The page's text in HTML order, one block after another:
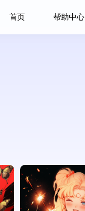
首页 帮助中心